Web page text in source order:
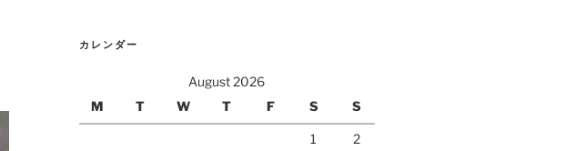
カレンダー
August 2026
M
T W T F S S
1
2